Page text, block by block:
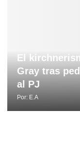
El
Gray tras
al PJ
Por: E.A